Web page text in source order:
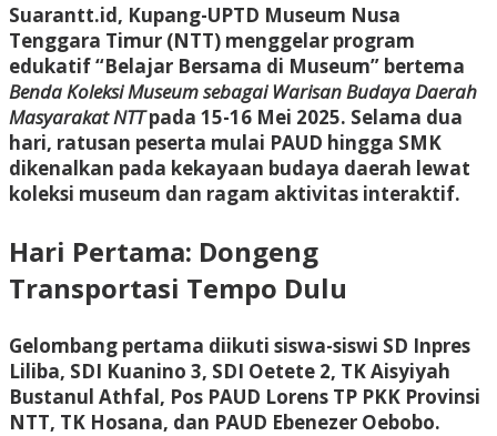
Suarantt.id, Kupang-UPTD Museum Nusa
Tenggara Timur (NTT) menggelar program
edukatif“Belajar Bersama di Museum” bertema
Benda Koleksi Museum sebagai Warisan Budaya Daerah
Masyarakat NTTpada 15-16 Mei 2025. Selama dua
hari, ratusan peserta mulai PAUD hingga SMK
dikenalkan pada kekayaan budaya daerah lewat
koleksi museum dan ragam aktivitas interaktif.
Hari Pertama: Dongeng
Transportasi Tempo Dulu
Gelombang pertama diikuti siswa-siswi SD Inpres
Liliba, SDI Kuanino 3, SDI Oetete 2, TK Aisyiyah
Bustanul Athfal, Pos PAUD Lorens TP PKK Provinsi
NTT, TK Hosana, dan PAUD Ebenezer Oebobo.